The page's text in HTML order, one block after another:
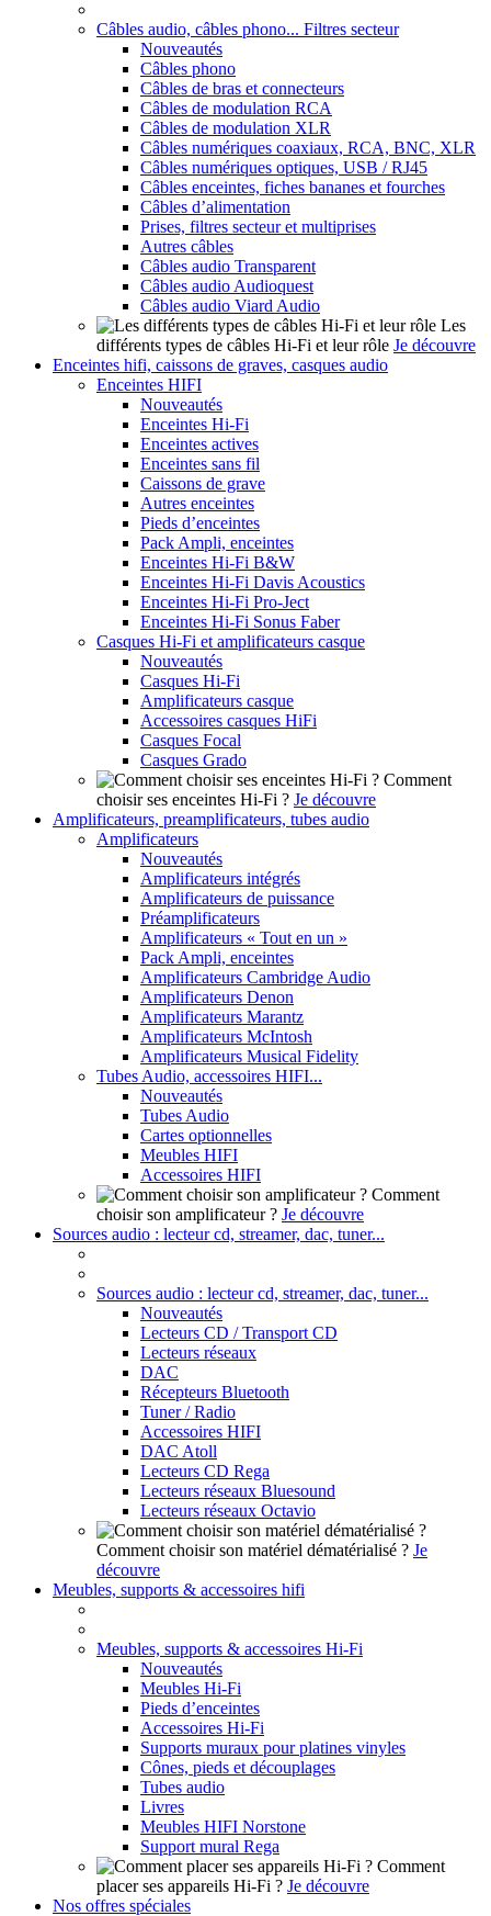
Câbles audio, câbles phono... Filtres secteur
Nouveautés
Câbles phono
Câbles de bras et connecteurs
Câbles de modulation RCA
Câbles de modulation XLR
Câbles numériques coaxiaux, RCA, BNC, XLR
Câbles numériques optiques, USB / RJ45
Câbles enceintes, fiches bananes et fourches
Câbles d’alimentation
Prises, filtres secteur et multiprises
Autres câbles
Câbles audio Transparent
Câbles audio Audioquest
Câbles audio Viard Audio
Les
différents types de câbles Hi-Fi et leur rôle Je découvre
Enceintes hifi, caissons de graves, casques audio
Enceintes HIFI
Nouveautés
Enceintes Hi-Fi
Enceintes actives
Enceintes sans fil
Caissons de grave
Autres enceintes
Pieds d’enceintes
Pack Ampli, enceintes
Enceintes Hi-Fi B&W
Enceintes Hi-Fi Davis Acoustics
Enceintes Hi-Fi Pro-Ject
Enceintes Hi-Fi Sonus Faber
Casques Hi-Fi et amplificateurs casque
Nouveautés
Casques Hi-Fi
Amplificateurs casque
Accessoires casques HiFi
Casques Focal
Casques Grado
Comment
choisir ses enceintes Hi-Fi ? Je découvre
Amplificateurs, preamplificateurs, tubes audio
Amplificateurs
Nouveautés
Amplificateurs intégrés
Amplificateurs de puissance
Préamplificateurs
Amplificateurs « Tout en un »
Pack Ampli, enceintes
Amplificateurs Cambridge Audio
Amplificateurs Denon
Amplificateurs Marantz
Amplificateurs McIntosh
Amplificateurs Musical Fidelity
Tubes Audio, accessoires HIFI...
Nouveautés
Tubes Audio
Cartes optionnelles
Meubles HIFI
Accessoires HIFI
Comment
choisir son amplificateur ? Je découvre
Sources audio : lecteur cd, streamer, dac, tuner...
Sources audio : lecteur cd, streamer, dac, tuner...
Nouveautés
Lecteurs CD / Transport CD
Lecteurs réseaux
DAC
Récepteurs Bluetooth
Tuner / Radio
Accessoires HIFI
DAC Atoll
Lecteurs CD Rega
Lecteurs réseaux Bluesound
Lecteurs réseaux Octavio
Comment choisir son matériel dématérialisé ? Je
découvre
Meubles, supports & accessoires hifi
Meubles, supports & accessoires Hi-Fi
Nouveautés
Meubles Hi-Fi
Pieds d’enceintes
Accessoires Hi-Fi
Supports muraux pour platines vinyles
Cônes, pieds et découplages
Tubes audio
Livres
Meubles HIFI Norstone
Support mural Rega
Comment
placer ses appareils Hi-Fi ? Je découvre
Nos offres spéciales